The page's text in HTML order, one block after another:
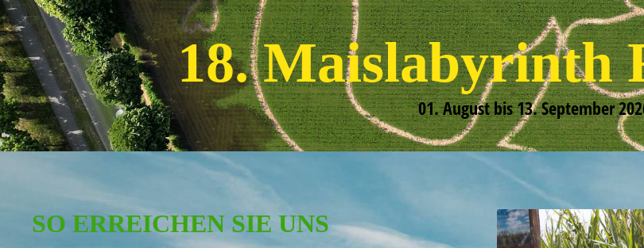
18. Maislabyrinth
01. August bis 13. September
SO ERREICHEN SIE UNS